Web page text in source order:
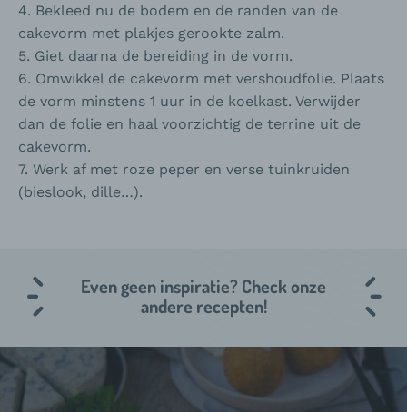
4. Bekleed nu de bodem en de randen van de
cakevorm met plakjes gerookte zalm.
5. Giet daarna de bereiding in de vorm.
6. Omwikkel de cakevorm met vershoudfolie. Plaats
de vorm minstens 1 uur in de koelkast. Verwijder
dan de folie en haal voorzichtig de terrine uit de
cakevorm.
7. Werk af met roze peper en verse tuinkruiden
(bieslook, dille…).
Even geen inspiratie? Check onze
andere recepten!